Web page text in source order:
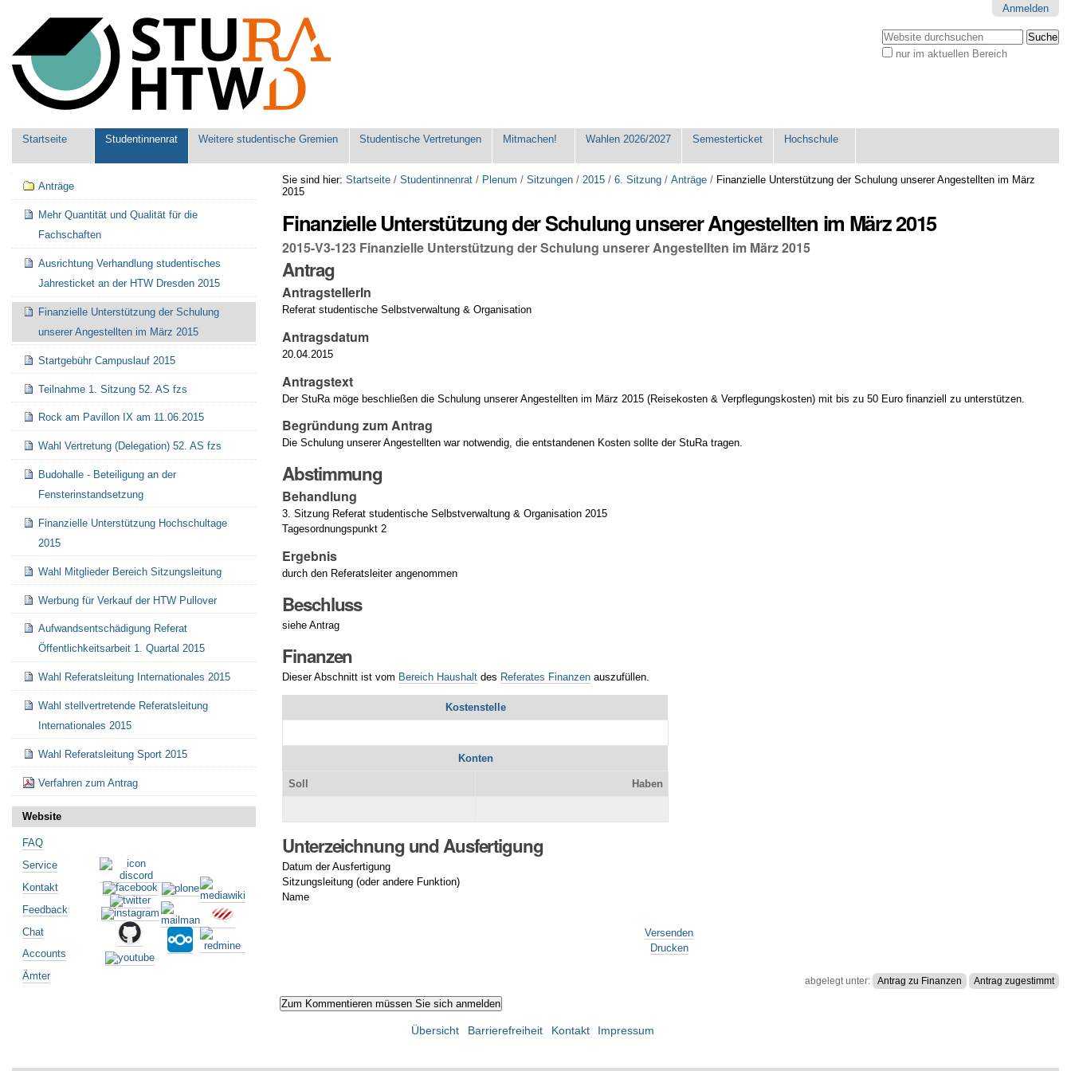
Werkzeuge
Anmelden
Website durchsuchen
nur im aktuellen Bereich
Sektionen
Startseite Studentinnenrat Weitere studentische Gremien Studentische Vertretungen Mitmachen! Wahlen 2026/2027 Semesterticket Hochschule
Sie sind hier: Startseite /Studentinnenrat / Plenum /Sitzungen /2015 /6. Sitzung /Anträge / Finanzielle Unterstützung der Schulung unserer Angestellten im März
2015
Finanzielle Unterstützung der Schulung unserer Angestellten im März 2015
2015-V3-123 Finanzielle Unterstützung der Schulung unserer Angestellten im März 2015
Antrag
AntragstellerIn
Referat studentische Selbstverwaltung & Organisation
Antragsdatum
20.04.2015
Antragstext
Der StuRa möge beschließen die Schulung unserer Angestellten im März 2015 (Reisekosten & Verpflegungskosten) mit bis zu 50 Euro finanziell zu unterstützen.
Begründung zum Antrag
Die Schulung unserer Angestellten war notwendig, die entstandenen Kosten sollte der StuRa tragen.
Abstimmung
Behandlung
3. Sitzung Referat studentische Selbstverwaltung & Organisation 2015
Tagesordnungspunkt 2
Ergebnis
durch den Referatsleiter angenommen
Beschluss
siehe Antrag
Finanzen
Dieser Abschnitt ist vom Bereich Haushalt des Referates Finanzen auszufüllen.
Kostenstelle
Konten
Soll Haben
Unterzeichnung und Ausfertigung
Datum der Ausfertigung
Sitzungsleitung (oder andere Funktion)
Name
Versenden
Drucken
abgelegt unter: Antrag zu Finanzen Antrag zugestimmt
Navigation
Anträge
Mehr Quantität und Qualität für die
Fachschaften
Ausrichtung Verhandlung studentisches
Jahresticket an der HTW Dresden 2015
Finanzielle Unterstützung der Schulung
unserer Angestellten im März 2015
Startgebühr Campuslauf 2015
Teilnahme 1. Sitzung 52. AS fzs
Rock am Pavillon IX am 11.06.2015
Wahl Vertretung (Delegation) 52. AS fzs
Budohalle - Beteiligung an der
Fensterinstandsetzung
Finanzielle Unterstützung Hochschultage
2015
Wahl Mitglieder Bereich Sitzungsleitung
Werbung für Verkauf der HTW Pullover
Aufwandsentschädigung Referat
Öffentlichkeitsarbeit 1. Quartal 2015
Wahl Referatsleitung Internationales 2015
Wahl stellvertretende Referatsleitung
Internationales 2015
Wahl Referatsleitung Sport 2015
Verfahren zum Antrag
Website
FAQ
Service
Kontakt
Feedback
Chat
Accounts
Ämter
Übersicht Barrierefreiheit Kontakt Impressum